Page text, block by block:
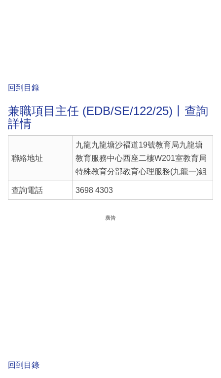
回到目錄
兼職項目主任 (EDB/SE/122/25)丨查詢
詳情
聯絡地址
九龍九龍塘沙褔道19號教育局九龍塘
教育服務中心西座二樓W201室教育局
特殊教育分部教育心理服務(九龍一)組
查詢電話 3698 4303
廣告
回到目錄